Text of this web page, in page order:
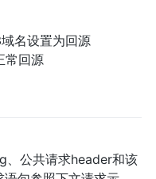
名设置为回源
常回源
公共请求header和该